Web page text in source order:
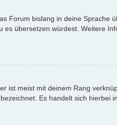
bislang in deine Sprache
übersetzen würdest. Weitere
meist mit deinem Rang
Es handelt sich